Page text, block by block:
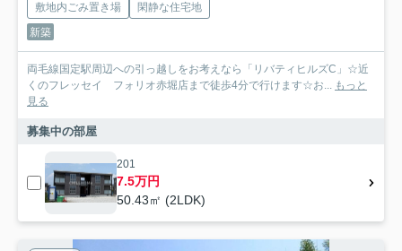
敷地内ごみ置き場
閑静な住宅地
新築
両毛線国定駅周辺への引っ越しをお考えなら「リバティヒルズC」☆近
くのフレッセイ フォリオ赤堀店まで徒歩4分で行けます☆お... もっと
見る
募集中の部屋
201
7.5万円
50.43㎡ (2LDK)